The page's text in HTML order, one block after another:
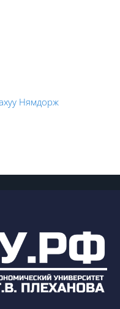
Нямдорж